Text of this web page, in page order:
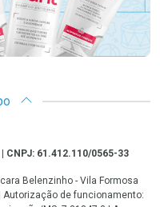
CNPJ: 61.412.110/0565-33
Belenzinho - Vila Formosa
Autorização de funcionamento: